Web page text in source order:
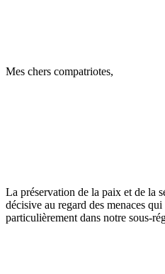
Mes chers compatriotes,
La préservation de la paix et de la
décisive au regard des menaces
particulièrement dans notre sous-